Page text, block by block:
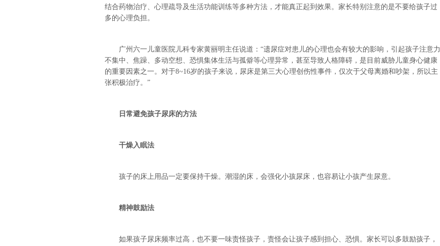
结合药物治疗、心理疏导及生活功能训练等多种方法，才能真正起到效果。家长特别注意的是不要给孩子过
多的心理负担。
广州六一儿童医院儿科专家黄丽明主任说道：“遗尿症对患儿的心理也会有较大的影响，引起孩子注意力
不集中、焦躁、多动空想、恐惧集体生活与孤僻等心理异常，甚至导致人格障碍，是目前威胁儿童身心健康
的重要因素之一。对于8~16岁的孩子来说，尿床是第三大心理创伤性事件，仅次于父母离婚和吵架，所以主
张积极治疗。”
日常避免孩子尿床的方法
干燥入眠法
孩子的床上用品一定要保持干燥。潮湿的床，会强化小孩尿床，也容易让小孩产生尿意。
精神鼓励法
如果孩子尿床频率过高，也不要一味责怪孩子，责怪会让孩子感到担心、恐惧。家长可以多鼓励孩子，